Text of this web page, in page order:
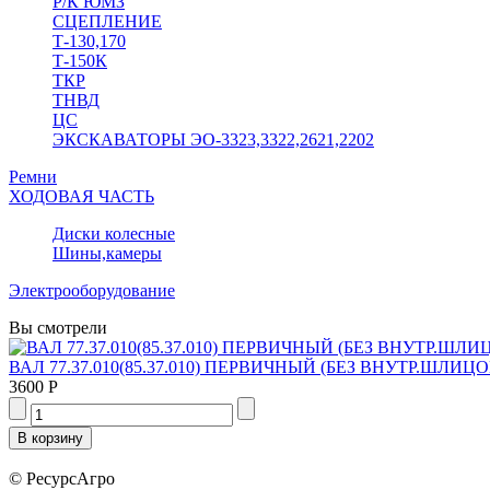
СЦЕПЛЕНИЕ
Т-130,170
Т-150К
ТКР
ТНВД
ЦС
ЭКСКАВАТОРЫ ЭО-3323,3322,2621,2202
Ремни
ХОДОВАЯ ЧАСТЬ
Диски колесные
Шины,камеры
Электрооборудование
Вы смотрели
ВАЛ 77.37.010(85.37.010) ПЕРВИЧНЫЙ (БЕЗ
3600 Р
© РесурсАгро